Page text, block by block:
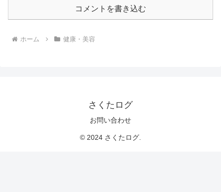
コメントを書き込む
ホーム 健康・美容
さくたログ
お問い合わせ
© 2024 さくたログ.